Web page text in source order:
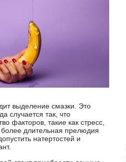
выделение смазки. Это
случается так, что
факторов, такие как стресс,
длительная прелюдия
натертостей и